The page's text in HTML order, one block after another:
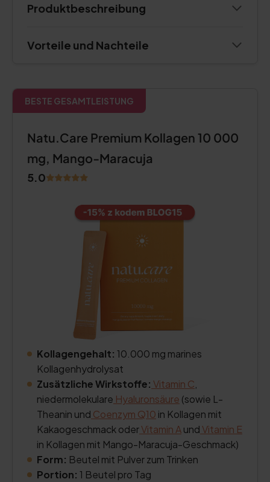
Produktbeschreibung
Vorteile und Nachteile
BESTE GESAMTLEISTUNG
Natu.Care Premium Kollagen 10 000
mg, Mango-Maracuja
5.0
Kollagengehalt: 10.000 mg marines
Kollagenhydrolysat
Zusätzliche Wirkstoffe: Vitamin C
niedermolekulare Hyaluronsäure (sowie L-
Theanin und Coenzym Q10 in Kollagen mit
Kakaogeschmack oderVitamin AundVitamin E
in Kollagen mit Mango-Maracuja-Geschmack)
Form: Beutel mit Pulver zum Trinken
Portion: 1 Beutel pro Tag